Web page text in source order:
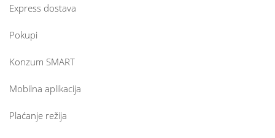
Express dostava
Pokupi
Konzum SMART
Mobilna aplikacija
Plaćanje režija